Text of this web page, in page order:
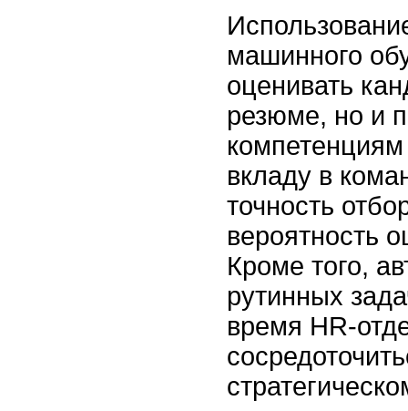
машинного
оценивать
резюме, но и
вкладу в
точность
вероятность
Кроме того,
рутинных
время HR-